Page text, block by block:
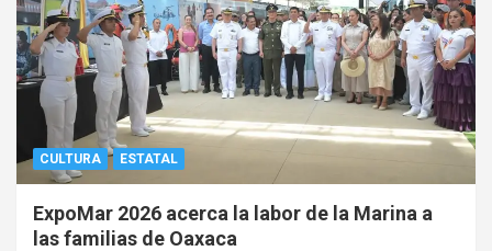
CULTURA ESTATAL
ExpoMar 2026 acerca la labor de la Marina a
las familias de Oaxaca